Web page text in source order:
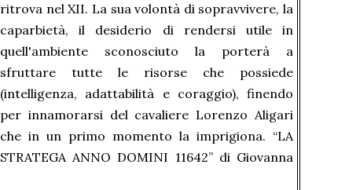
ritrova nel XII. La sua volontà di sopravvivere, la
caparbietà, il desiderio di rendersi utile in
quell'ambiente sconosciuto la porterà a
sfruttare tutte le risorse che possiede
(intelligenza, adattabilità e coraggio), finendo
per innamorarsi del cavaliere Lorenzo Aligari
che in un primo momento la imprigiona. “LA
STRATEGA ANNO DOMINI 11642” di Giovanna